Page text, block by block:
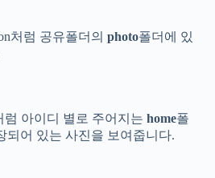
처럼 공유폴더의 photo폴더에 있
럼 아이디 별로 주어지는 home폴
되어 있는 사진을 보여줍니다.